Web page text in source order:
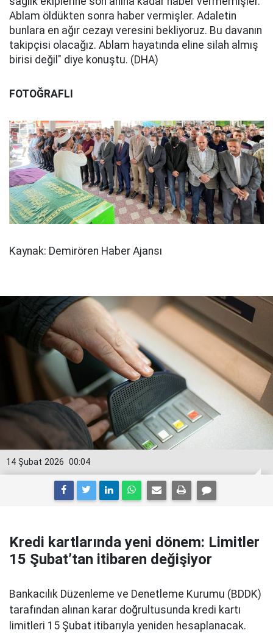
Ablam öldükten sonra haber vermişler. Adaletin
bunlara en ağır cezayı veresini bekliyoruz. Bu davanın
takipçisi olacağız. Ablam hayatında eline silah almış
birisi değil" diye konuştu. (DHA)
FOTOĞRAFLI
Kaynak: Demirören Haber Ajansı
00:04
14 Şubat 2026
Kredi kartlarında yeni dönem: Limitler
15 Şubat’tan itibaren değişiyor
Bankacılık Düzenleme ve Denetleme Kurumu (BDDK)
tarafından alınan karar doğrultusunda kredi kartı
limitleri 15 Şubat itibarıyla yeniden hesaplanacak.